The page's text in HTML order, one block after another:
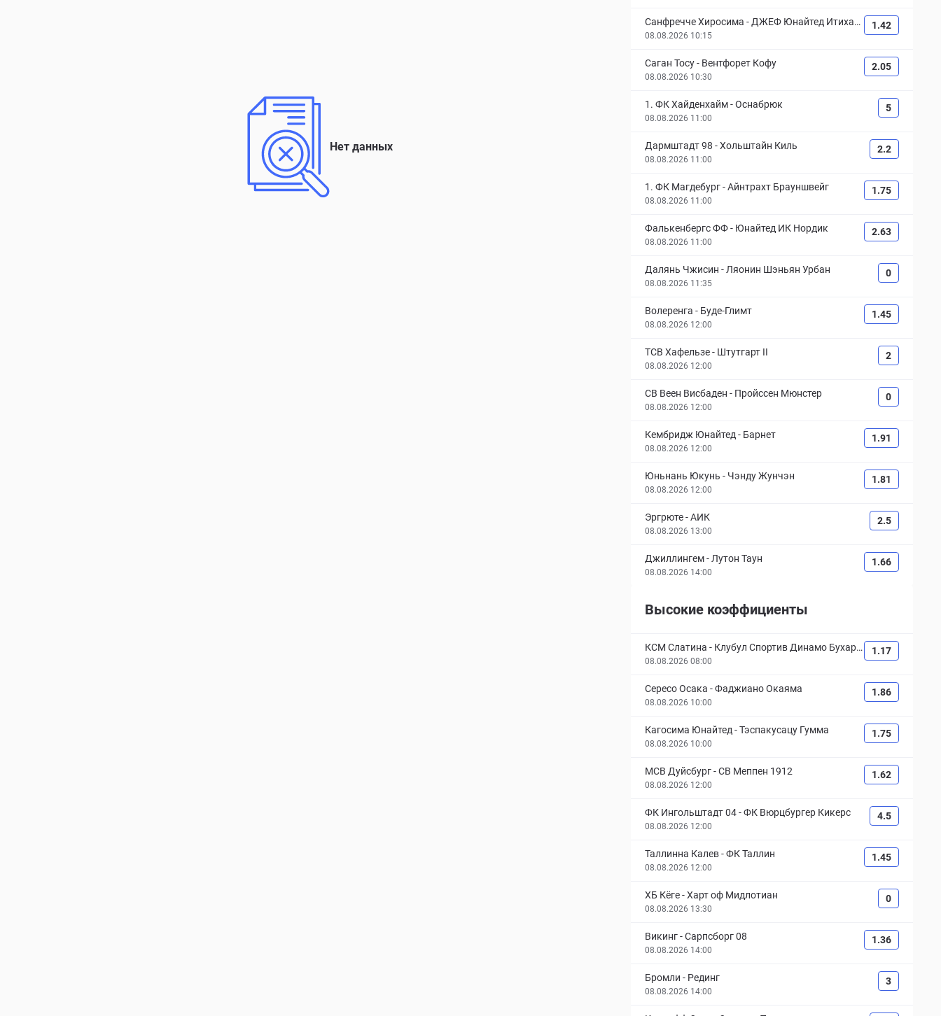
Нет данных
Санфречче Хиросима - ДЖЕФ Юнайтед Итихар
а Тиба
08.08.2026 10:15
1.42
Саган Тосу- Вентфорет Кофу
08.08.2026 10:30
2.05
1. ФК Хайденхайм-Оснабрюк
08.08.2026 11:00
5
Дармштадт 98 -Хольштайн Киль
08.08.2026 11:00
2.2
1. ФК Магдебург-Айнтрахт Брауншвейг
08.08.2026 11:00
1.75
Фалькенбергс ФФ- Юнайтед ИК Нордик
08.08.2026 11:00
2.63
Далянь Чжисин - Ляонин Шэньян Урбан
08.08.2026 11:35
0
Волеренга - Буде-Глимт
08.08.2026 12:00
1.45
ТСВ Хафельзе- Штутгарт II
08.08.2026 12:00
2
СВ Веен Висбаден - Пройссен Мюнстер
08.08.2026 12:00
0
Кембридж Юнайтед - Барнет
08.08.2026 12:00
1.91
Юньнань Юкунь - Чэнду Жунчэн
08.08.2026 12:00
1.81
Эргрюте-АИК
08.08.2026 13:00
2.5
Джиллингем- Лутон Таун
08.08.2026 14:00
1.66
Высокие коэффициенты
КСМ Слатина - Клубул Спортив Динамо Бухаре
ст
08.08.2026 08:00
1.17
Сересо Осака -Фаджиано Окаяма
08.08.2026 10:00
1.86
Кагосима Юнайтед -Тэспакусацу Гумма
08.08.2026 10:00
1.75
МСВ Дуйсбург-СВ Меппен 1912
08.08.2026 12:00
1.62
ФК Ингольштадт 04-ФК Вюрцбургер Кикерс
08.08.2026 12:00
4.5
Таллинна Калев-ФК Таллин
08.08.2026 12:00
1.45
ХБ Кёге-Харт оф Мидлотиан
08.08.2026 13:30
0
Викинг-Сарпсборг 08
08.08.2026 14:00
1.36
Бромли - Рединг
08.08.2026 14:00
3